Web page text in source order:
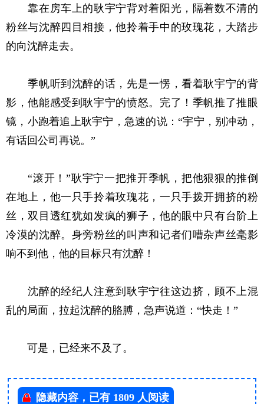
靠在房车上的耿宇宁背对着阳光，隔着数不清的
粉丝与沈醉四目相接，他拎着手中的玫瑰花，大踏步
的向沈醉走去。
季帆听到沈醉的话，先是一愣，看着耿宇宁的背
影，他能感受到耿宇宁的愤怒。完了！季帆推了推眼
镜，小跑着追上耿宇宁，急速的说：“宇宁，别冲动，
有话回公司再说。”
“滚开！”耿宇宁一把推开季帆，把他狠狠的推倒
在地上，他一只手拎着玫瑰花，一只手拨开拥挤的粉
丝，双目透红犹如发疯的狮子，他的眼中只有台阶上
冷漠的沈醉。身旁粉丝的叫声和记者们嘈杂声丝毫影
响不到他，他的目标只有沈醉！
沈醉的经纪人注意到耿宇宁往这边挤，顾不上混
乱的局面，拉起沈醉的胳膊，急声说道：“快走！”
可是，已经来不及了。
隐藏内容，已有 1809 人阅读